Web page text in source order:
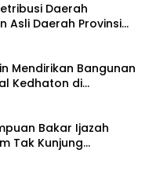
Daerah
Asli Daerah Provinsi
Mendirikan Bangunan
Kedhaton di
Bakar Ijazah
Tak Kunjung